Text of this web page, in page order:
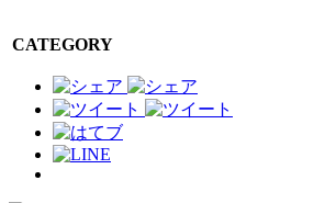
CATEGORY